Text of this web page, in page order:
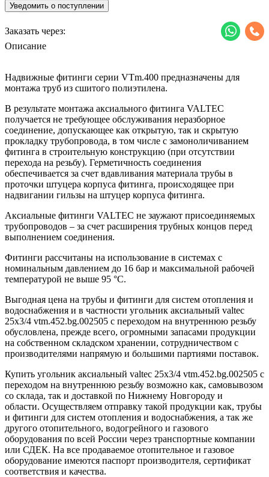
Уведомить о поступлении
Заказать через:
Описание
Надвижные фитинги серии VTm.400 предназначены для
монтажа труб из сшитого полиэтилена.
В результате монтажа аксиального фитинга VALTEC
получается не требующее обслуживания неразборное
соединение, допускающее как открытую, так и скрытую
прокладку трубопровода, в том числе с замоноличиванием
фитинга в строительную конструкцию (при отсутствии
перехода на резьбу). Герметичность соединения
обеспечивается за счет вдавливания материала трубы в
проточки штуцера корпуса фитинга, происходящее при
надвигании гильзы на штуцер корпуса фитинга.
Аксиальные фитинги VALTEC не заужают присоединяемых
трубопроводов – за счет расширения трубных концов перед
выполнением соединения.
Фитинги рассчитаны на использование в системах с
номинальным давлением до 16 бар и максимальной рабочей
температурой не выше 95 °С.
Выгодная цена на трубы и фитинги для систем отопления и
водоснабжения и в частности угольник аксиальный valtec
25х3/4 vtm.452.bg.002505 с переходом на внутреннюю резьбу
обусловлена, прежде всего, огромными запасами продукции
на собственном складском хранении, сотрудничеством с
производителями напрямую и большими партиями поставок.
Купить угольник аксиальный valtec 25х3/4 vtm.452.bg.002505 с
переходом на внутреннюю резьбу возможно как, самовывозом
со склада, так и доставкой по Нижнему Новгороду и
области. Осуществляем отправку такой продукции как, трубы
и фитинги для систем отопления и водоснабжения, а так же
другого отопительного, водогрейного и газового
оборудования по всей России через транспортные компании
или СДЕК. На все продаваемое отопительное и газовое
оборудование имеются паспорт производителя, сертификат
соответствия и качества.